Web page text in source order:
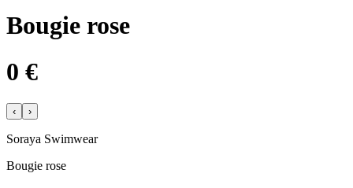
Bougie rose
0 €
‹ ›
Soraya Swimwear
Bougie rose